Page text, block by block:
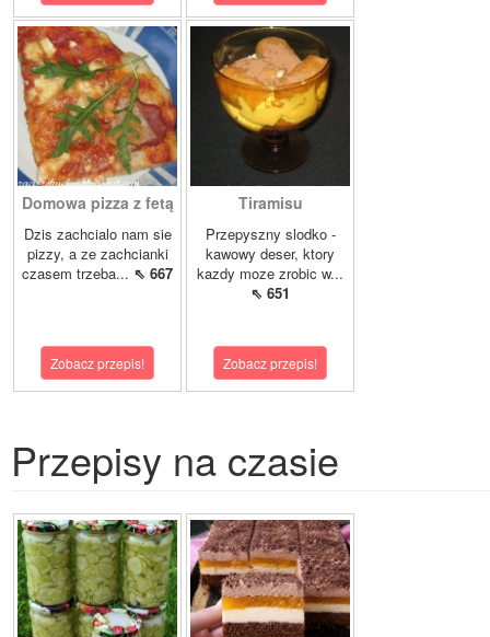
Domowa pizza z fetą
Dzis zachcialo nam sie
pizzy, a ze zachcianki
czasem trzeba... ⇖ 667
Zobacz przepis!
Tiramisu
Przepyszny slodko -
kawowy deser, ktory
kazdy moze zrobic w...
⇖ 651
Zobacz przepis!
Przepisy na czasie